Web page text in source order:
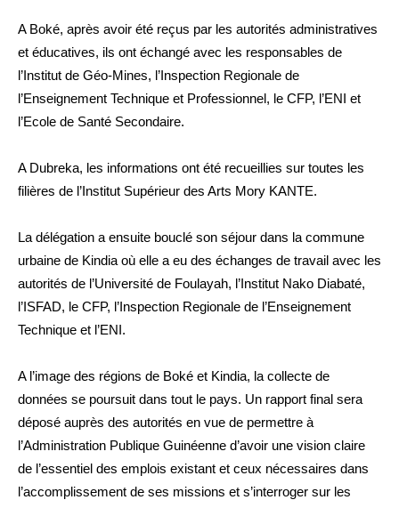
A Boké, après avoir été reçus par les autorités administratives
et éducatives, ils ont échangé avec les responsables de
l’Institut de Géo-Mines, l’Inspection Regionale de
l’Enseignement Technique et Professionnel, le CFP, l’ENI et
l’Ecole de Santé Secondaire.
A Dubreka, les informations ont été recueillies sur toutes les
filières de l’Institut Supérieur des Arts Mory KANTE.
La délégation a ensuite bouclé son séjour dans la commune
urbaine de Kindia où elle a eu des échanges de travail avec les
autorités de l’Université de Foulayah, l’Institut Nako Diabaté,
l’ISFAD, le CFP, l’Inspection Regionale de l’Enseignement
Technique et l’ENI.
A l’image des régions de Boké et Kindia, la collecte de
données se poursuit dans tout le pays. Un rapport final sera
déposé auprès des autorités en vue de permettre à
l’Administration Publique Guinéenne d’avoir une vision claire
de l’essentiel des emplois existant et ceux nécessaires dans
l’accomplissement de ses missions et s’interroger sur les